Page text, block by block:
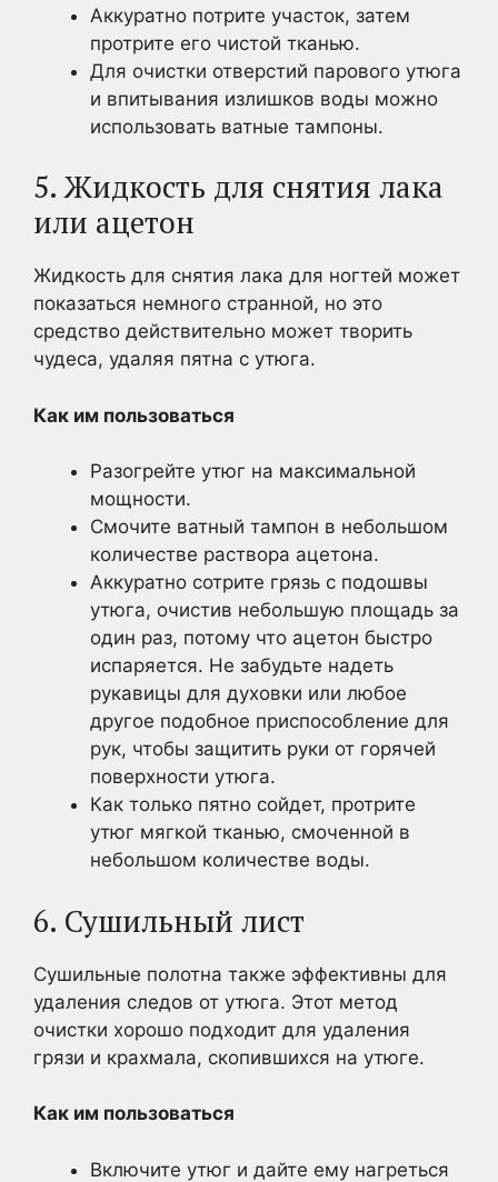
Аккуратно потрите участок, затем
протрите его чистой тканью.
Для очистки отверстий парового утюга
и впитывания излишков воды можно
использовать ватные тампоны.
5. Жидкость для снятия лака
или ацетон
Жидкость для снятия лака для ногтей может
показаться немного странной, но это
средство действительно может творить
чудеса, удаляя пятна с утюга.
Как им пользоваться
Разогрейте утюг на максимальной
мощности.
Смочите ватный тампон в небольшом
количестве раствора ацетона.
Аккуратно сотрите грязь с подошвы
утюга, очистив небольшую площадь за
один раз, потому что ацетон быстро
испаряется. Не забудьте надеть
рукавицы для духовки или любое
другое подобное приспособление для
рук, чтобы защитить руки от горячей
поверхности утюга.
Как только пятно сойдет, протрите
утюг мягкой тканью, смоченной в
небольшом количестве воды.
6. Сушильный лист
Сушильные полотна также эффективны для
удаления следов от утюга. Этот метод
очистки хорошо подходит для удаления
грязи и крахмала, скопившихся на утюге.
Как им пользоваться
Включите утюг и дайте ему нагреться